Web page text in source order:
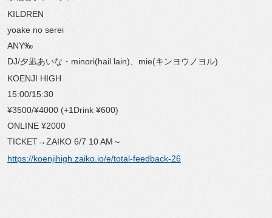
KILDREN
yoake no serei
ANY‰
DJ/夕凪あいな・minori(hail lain)、mie(キンヨウノヨル)
KOENJI HIGH
15:00/15:30
¥3500/¥4000 (+1Drink ¥600)
ONLINE ¥2000
TICKET→ZAIKO 6/7 10 AM～
https://koenjihigh.zaiko.io/e/total-feedback-26